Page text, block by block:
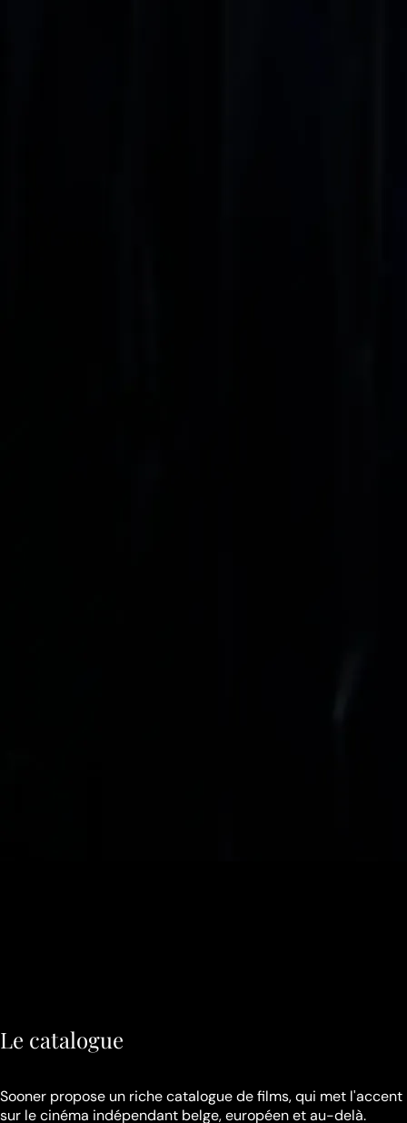
Le catalogue
Sooner propose un riche catalogue de films, qui met l'accent
sur le cinéma indépendant belge, européen et au-delà.